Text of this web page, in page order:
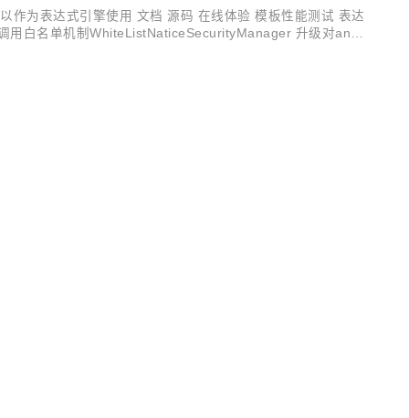
作为表达式引擎使用 文档 源码 在线体验 模板性能测试 表达
用白名单机制WhiteListNaticeSecurityManager 升级对antlr